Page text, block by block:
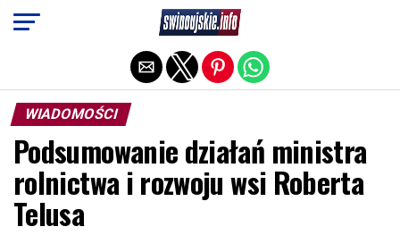
WIADOMOŚCI
Podsumowanie działań ministra
rolnictwa i rozwoju wsi Roberta
Telusa
Exit mobile version